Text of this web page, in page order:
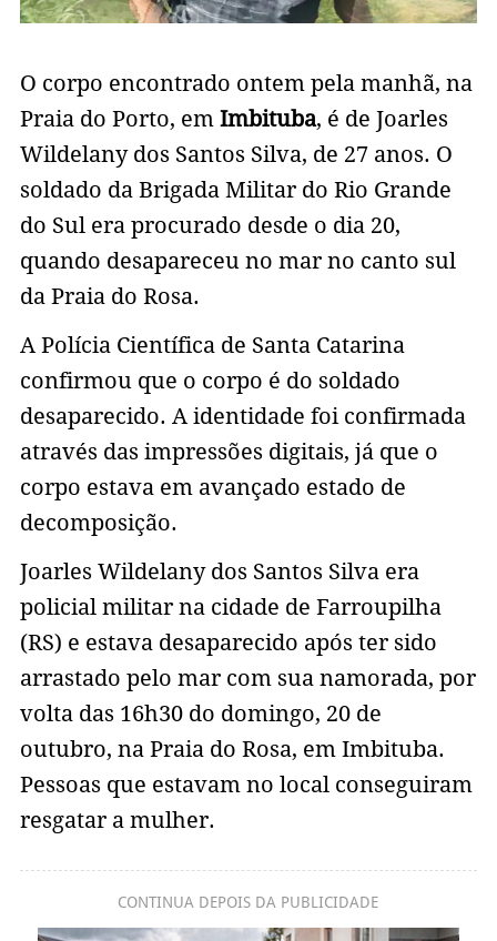
O corpo encontrado ontem pela manhã, na
Praia do Porto, em Imbituba, é de Joarles
Wildelany dos Santos Silva, de 27 anos. O
soldado da Brigada Militar do Rio Grande
do Sul era procurado desde o dia 20,
quando desapareceu no mar no canto sul
da Praia do Rosa.
A Polícia Científica de Santa Catarina
confirmou que o corpo é do soldado
desaparecido. A identidade foi confirmada
através das impressões digitais, já que o
corpo estava em avançado estado de
decomposição.
Joarles Wildelany dos Santos Silva era
policial militar na cidade de Farroupilha
(RS) e estava desaparecido após ter sido
arrastado pelo mar com sua namorada, por
volta das 16h30 do domingo, 20 de
outubro, na Praia do Rosa, em Imbituba.
Pessoas que estavam no local conseguiram
resgatar a mulher.
CONTINUA DEPOIS DA PUBLICIDADE